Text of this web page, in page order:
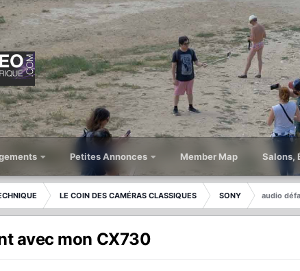
Petites Annonces Member Map Salons,
LE COIN DES CAMÉRAS CLASSIQUES SONY audio
avec mon CX730